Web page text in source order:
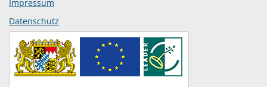
Impressum
Datenschutz